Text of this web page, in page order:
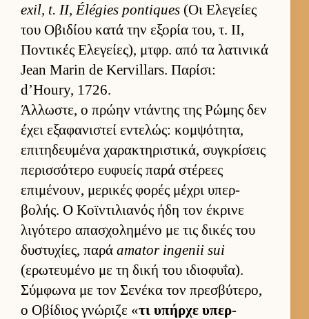
exil, t. II, Élégies pontiques (Οι Ελεγείες
του Οβιδίου κατά την εξορία του, τ. ΙΙ,
Ποντικές Ελεγεί­ες), μτ­φρ. από τα λατινικά
Jean Marin de Kervillars. Παρίσι:
d’Houry, 1726.
Άλ­λωστε, ο πρώην ντάντης της Ρώμης δεν
έχει εξαφανιστεί εντελώς: κομ­ψότητα,
επιτηδευ­μένα χαρακτηριστικά, συγκρίσεις
περισ­σότερο ευ­φυείς παρά στέρεες
επιμένουν, μερικές φορές μέχρι υπερ­
βολής. Ο Κοϊντιλια­νός ήδη τον έκρινε
λιγότερο απασχολημένο με τις δικές του
δυστυχίες, παρά amator ingenii sui
(ερωτευ­μένο με τη δική του ιδιο­φυΐα).
Σύμ­φωνα με τον Σενέκα τον πρεσβύτερο,
ο Οβίδιος γνώριζε «τι υπήρχε υπερ­